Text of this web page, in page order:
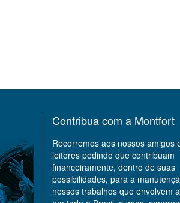
Contribua com a Montfort
Recorremos aos nossos amigos
leitores pedindo que contribuam
financeiramente, dentro de suas
possibilidades, para a
nossos trabalhos que envolvem